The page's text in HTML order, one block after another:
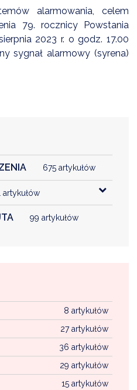
alarmowania, celem
79. rocznicy Powstania
2023 r. o godz. 17.00
sygnał alarmowy (syrena)
675 artykułów
artykułów
99 artykułów
8 artykułów
27 artykułów
36 artykułów
29 artykułów
15 artykułów